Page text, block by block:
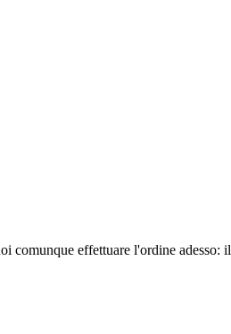
comunque effettuare l'ordine